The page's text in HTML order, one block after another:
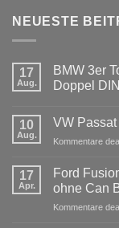
NEUESTE
17
Aug.
BMW 3er
Doppel DIN
zu
3er
Radio
Tausch
1
DIN
10
Aug.
VW
Kommentare
17
Apr.
Ford
ohne Can
Kommentare